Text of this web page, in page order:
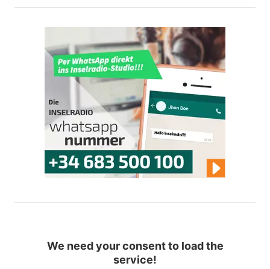
We need your consent to load the
service!